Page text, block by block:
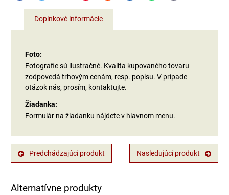
Doplnkové informácie
Foto:
Fotografie sú ilustračné. Kvalita kupovaného tovaru
zodpovedá trhovým cenám, resp. popisu. V prípade
otázok nás, prosím, kontaktujte.
Žiadanka:
Formulár na žiadanku nájdete v hlavnom menu.
Predchádzajúci produkt Nasledujúci produkt
Alternatívne produkty